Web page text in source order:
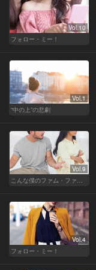
Vol.10
フォロー・ミー！
Vol.1
“中の上”の悲劇
Vol.9
Vol.4
フォロー・ミー！